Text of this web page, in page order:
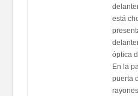
está
óptica
En la
puerta